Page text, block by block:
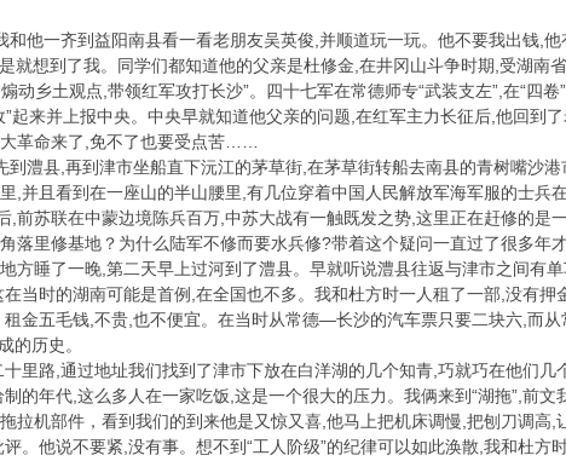
和他一齐到益阳南县看一看老朋友吴英俊,并顺道玩一玩。他不要我出钱,
就想到了我。同学们都知道他的父亲是杜修金,在井冈山斗争时期,受湖南
动乡土观点,带领红军攻打长沙”。四十七军在常德师专“武装支左”,在“四
”起来并上报中央。中央早就知道他父亲的问题,在红军主力长征后,他回到
革命来了,免不了也要受点苦……
到澧县,再到津市坐船直下沅江的茅草街,在茅草街转船去南县的青树嘴沙
,并且看到在一座山的半山腰里,有几位穿着中国人民解放军海军服的士兵
,前苏联在中蒙边境陈兵百万,中苏大战有一触既发之势,这里正在赶修的是
落里修基地？为什么陆军不修而要水兵修?带着这个疑问一直过了很多年才
方睡了一晚,第二天早上过河到了澧县。早就听说澧县往返与津市之间有
当时的湖南可能是首例,在全国也不多。我和杜方时一人租了一部,没有
租金五毛钱,不贵,也不便宜。在当时从常德—长沙的汽车票只要二块六,而
的历史。
里路,通过地址我们找到了津市下放在白洋湖的几个知青,巧就巧在他们
的年代,这么多人在一家吃饭,这是一个很大的压力。我俩来到“湖拖”,前
拉机部件，看到我们的到来他是又惊又喜,他马上把机床调慢,把刨刀调高
。他说不要紧,没有事。想不到“工人阶级”的纪律可以如此涣散,我和杜